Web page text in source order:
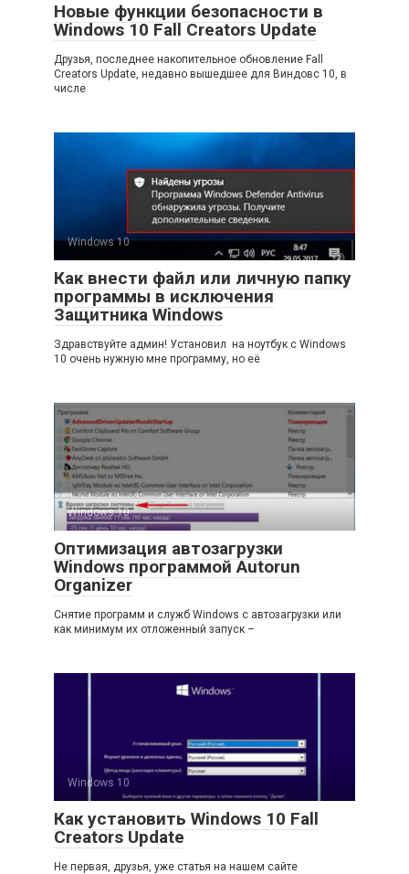
Новые функции безопасности в
Windows 10 Fall Creators Update
Друзья, последнее накопительное обновление Fall
Creators Update, недавно вышедшее для Виндовс 10, в
числе
Windows 10
Как внести файл или личную папку
программы в исключения
Защитника Windows
Здравствуйте админ! Установил на ноутбук с Windows
10 очень нужную мне программу, но её
Windows 10
Оптимизация автозагрузки
Windows программой Autorun
Organizer
Снятие программ и служб Windows с автозагрузки или
как минимум их отложенный запуск –
Windows 10
Как установить Windows 10 Fall
Creators Update
Не первая, друзья, уже статья на нашем сайте